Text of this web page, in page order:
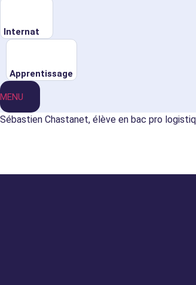
Internat
Apprentissage
MENU
Sébastien Chastanet, élève en bac pro